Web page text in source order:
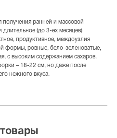
получения ранней и массовой
(до 3-ех месяцев)
продуктивное, междоузлия
формы, ровные, бело-зеленоватые,
с высоким содержанием сахаров.
– 18-22 см, но даже после
нежного вкуса.